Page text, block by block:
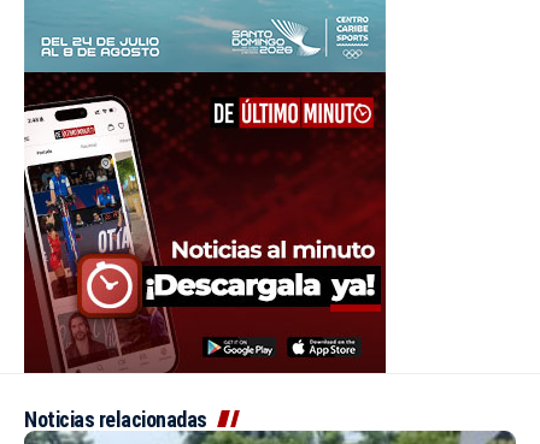
Noticias relacionadas